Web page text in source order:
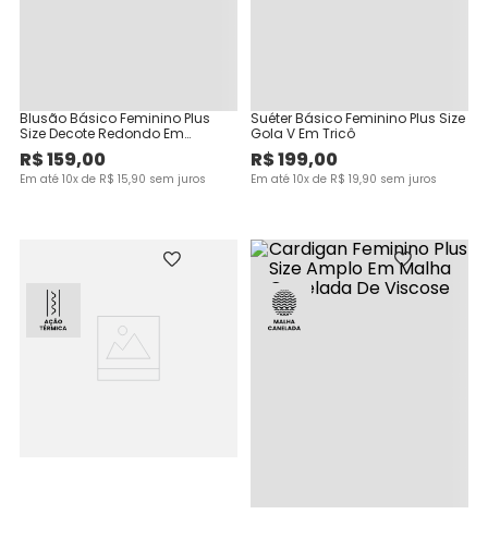
Blusão Básico Feminino Plus
Size Decote Redondo Em
Moletom Stretch Flanelado
R$159,00
Em até 10x de R$ 15,90 sem juros
Suéter Básico Feminino Plus Size
Gola V Em Tricô
R$199,00
Em até 10x de R$ 19,90 sem juros